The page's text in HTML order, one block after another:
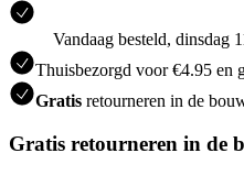
Vandaag besteld, dinsdag
Thuisbezorgd voor €4.95 en
Gratis retourneren in de
Gratis retourneren in de